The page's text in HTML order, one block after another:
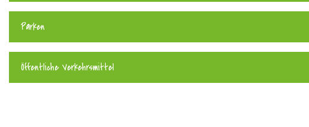
Parken
Öffentliche Verkehrsmittel